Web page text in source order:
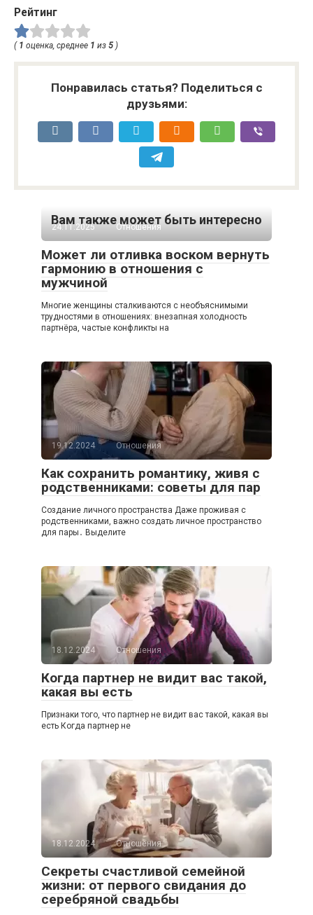
Рейтинг
( 1 оценка, среднее 1 из 5 )
Понравилась статья? Поделиться с
друзьями:
Вам также может быть интересно
24.11.2025 Отношения
Может ли отливка воском вернуть
гармонию в отношения с
мужчиной
Многие женщины сталкиваются с необъяснимыми
трудностями в отношениях: внезапная холодность
партнёра, частые конфликты на
19.12.2024 Отношения
Как сохранить романтику, живя с
родственниками: советы для пар
Создание личного пространства Даже проживая с
родственниками, важно создать личное пространство
для пары․ Выделите
18.12.2024 Отношения
Когда партнер не видит вас такой,
какая вы есть
Признаки того, что партнер не видит вас такой, какая вы
есть Когда партнер не
18.12.2024 Отношения
Секреты счастливой семейной
жизни: от первого свидания до
серебряной свадьбы